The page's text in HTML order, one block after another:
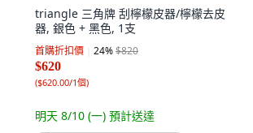
triangle 三角牌 刮檸檬皮器/檸檬去皮
器, 銀色 + 黑色, 1支
首購折扣價 24%$820
$620
($620.00/1個)
明天 8/10 (一) 預計送達